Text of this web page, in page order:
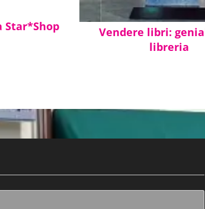
Star*Shop
Vendere libri:
libreria